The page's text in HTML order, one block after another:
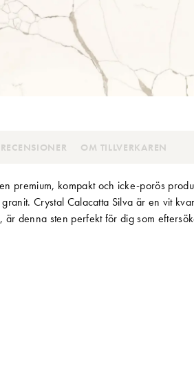
RECENSIONER OM TILLVERKAREN
premium, kompakt och icke-porös
Crystal Calacatta Silva är en vit
är denna sten perfekt för dig som